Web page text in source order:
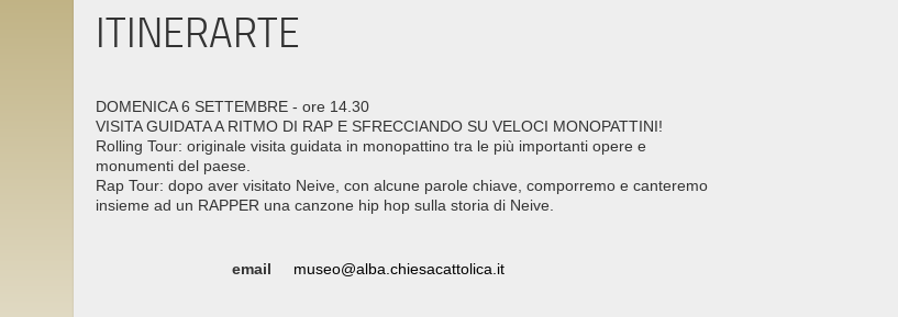
ITINERARTE
DOMENICA 6 SETTEMBRE - ore 14.30
VISITA GUIDATA A RITMO DI RAP E SFRECCIANDO SU VELOCI MONOPATTINI!
Rolling Tour: originale visita guidata in monopattino tra le più importanti opere e
monumenti del paese.
Rap Tour: dopo aver visitato Neive, con alcune parole chiave, comporremo e canteremo
insieme ad un RAPPER una canzone hip hop sulla storia di Neive.
email museo@alba.chiesacattolica.it